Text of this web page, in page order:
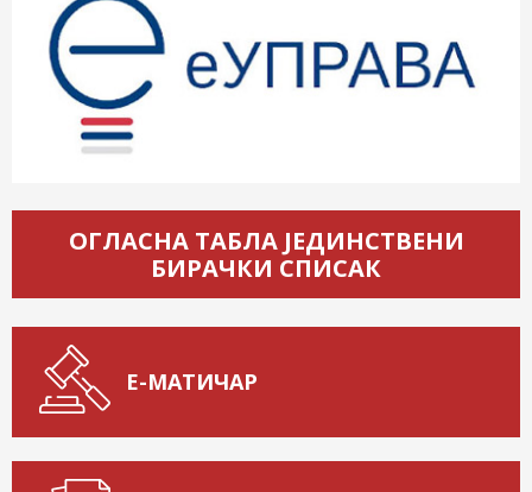
ОГЛАСНА ТАБЛА ЈЕДИНСТВЕНИ
БИРАЧКИ СПИСАК
Е-МАТИЧАР